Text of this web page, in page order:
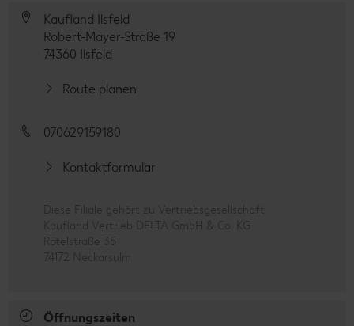
Kaufland Ilsfeld
Robert-Mayer-Straße 19
74360 Ilsfeld
Route planen
070629159180
Kontaktformular
Diese Filiale gehört zu Vertriebsgesellschaft
Kaufland Vertrieb DELTA GmbH & Co. KG
Rötelstraße 35
74172 Neckarsulm
Öffnungszeiten